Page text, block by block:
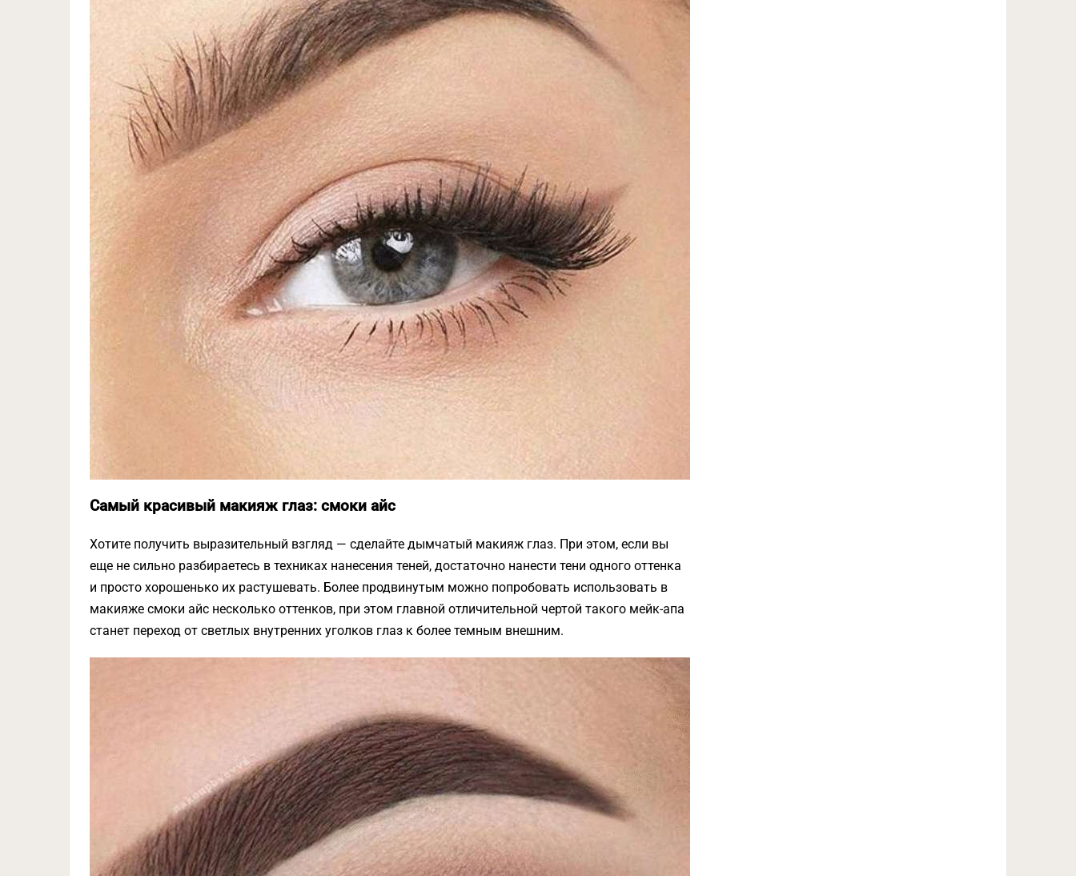
Самый красивый макияж глаз: смоки айс
Хотите получить выразительный взгляд — сделайте дымчатый макияж глаз. При этом, если вы
еще не сильно разбираетесь в техниках нанесения теней, достаточно нанести тени одного оттенка
и просто хорошенько их растушевать. Более продвинутым можно попробовать использовать в
макияже смоки айс несколько оттенков, при этом главной отличительной чертой такого мейк-апа
станет переход от светлых внутренних уголков глаз к более темным внешним.